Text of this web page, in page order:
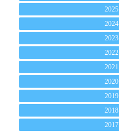
2025
2024
2023
2022
2021
2020
2019
2018
2017